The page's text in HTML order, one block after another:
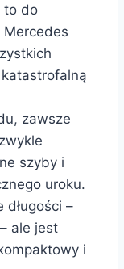
to do
zawsze
szyby i
uroku.
–
ale jest
i